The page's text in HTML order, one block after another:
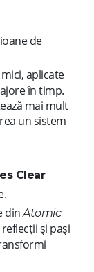
de
aplicate
în timp.
mai mult
un sistem
Clear
dinAtomic
și pași